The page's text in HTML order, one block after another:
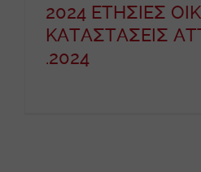
2024 ΕΤΗΣΙΕΣ
ΚΑΤΑΣΤΑΣΕΙΣ
.2024